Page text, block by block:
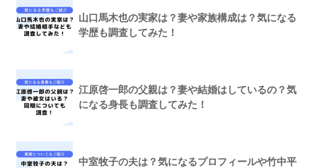
山口馬木也の実家は？妻や家族構成は？気になる
学歴も調査してみた！
江原啓一郎の父親は？妻や結婚はしているの？気
になる身長も調査してみた！
中室牧子の夫は？気になるプロフィールや竹中平